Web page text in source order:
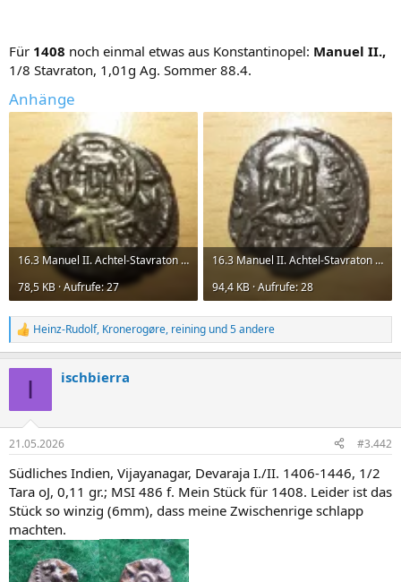
Für 1408 noch einmal etwas aus Konstantinopel: Manuel II.,
1/8 Stavraton, 1,01g Ag. Sommer 88.4.
Anhänge
16.3 Manuel II. Achtel-Stavraton Av.webp
78,5 KB · Aufrufe: 27
16.3 Manuel II. Achtel-Stavraton Rv.webp
94,4 KB · Aufrufe: 28
R
e
e
:
Heinz-Rudolf, Kronerogøre, reining und 5 andere
I ischbierra
21.05.2026 #3.442
Südliches Indien, Vijayanagar, Devaraja I./II. 1406-1446, 1/2
Tara oJ, 0,11 gr.; MSI 486 f. Mein Stück für 1408. Leider ist das
Stück so winzig (6mm), dass meine Zwischenrige schlapp
machten.